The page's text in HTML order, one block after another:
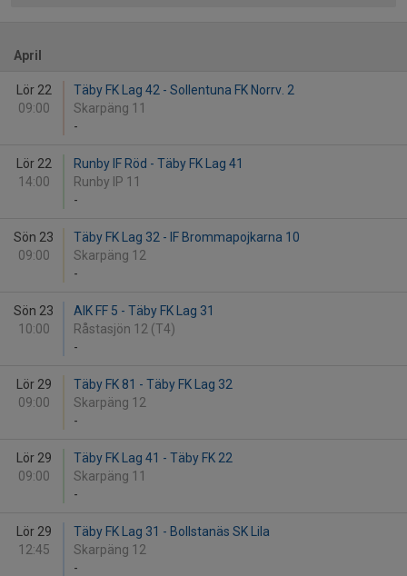
April
Lör 22
09:00
Täby FK Lag 42 - Sollentuna FK Norrv. 2
Skarpäng 11
-
Lör 22
14:00
Runby IF Röd - Täby FK Lag 41
Runby IP 11
-
Sön 23
09:00
Täby FK Lag 32 - IF Brommapojkarna 10
Skarpäng 12
-
Sön 23
10:00
AIK FF 5 - Täby FK Lag 31
Råstasjön 12 (T4)
-
Lör 29
09:00
Täby FK 81 - Täby FK Lag 32
Skarpäng 12
-
Lör 29
09:00
Täby FK Lag 41 - Täby FK 22
Skarpäng 11
-
Lör 29
12:45
Täby FK Lag 31 - Bollstanäs SK Lila
Skarpäng 12
-